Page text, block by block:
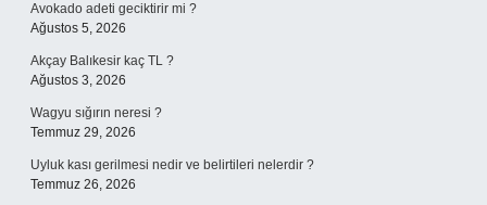
Avokado adeti geciktirir mi ?
Ağustos 5, 2026
Akçay Balıkesir kaç TL ?
Ağustos 3, 2026
Wagyu sığırın neresi ?
Temmuz 29, 2026
Uyluk kası gerilmesi nedir ve belirtileri nelerdir ?
Temmuz 26, 2026